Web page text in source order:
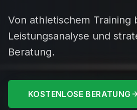
Von athletischem Training
Leistungsanalyse und
Beratung.
KOSTENLOSE BERATUNG